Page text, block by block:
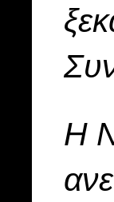
Η